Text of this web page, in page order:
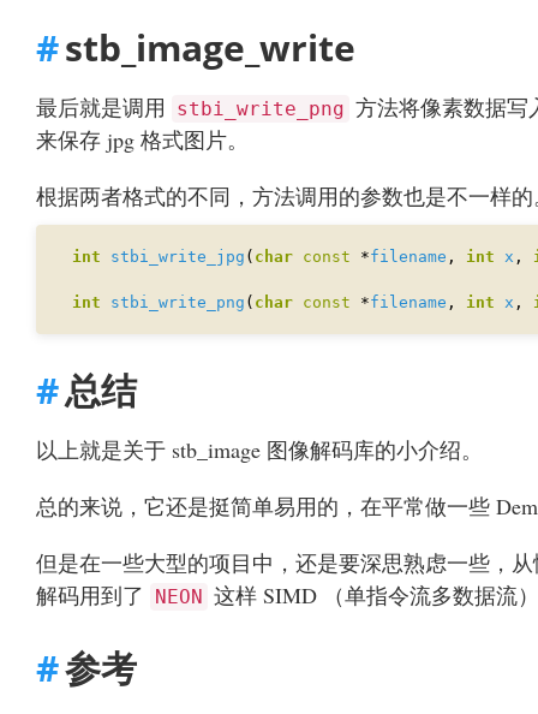
stb_image_write
最后就是调用 stbi_write_png 方法将像素数据写
来保存 jpg 格式图片。
根据两者格式的不同，方法调用的参数也是不一样
int stbi_write_jpg ( char const *filename , int x ,
int stbi_write_png ( char const *filename , int x ,
总结
以上就是关于 stb_image 图像解码库的小介绍。
总的来说，它还是挺简单易用的，在平常做一些
但是在一些大型的项目中，还是要深思熟虑一些，
解码用到了
NEON 这样 SIMD （单指令流多数据流
参考